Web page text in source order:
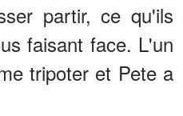
partir, ce qu'ils
faisant face. L'un
tripoter et Pete a